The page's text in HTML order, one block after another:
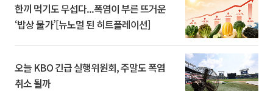
한끼 먹기도 무섭다...폭염이 부른 뜨거운
‘밥상 물가’[뉴노멀 된 히트플레이션]
오늘 KBO 긴급 실행위원회, 주말도 폭염
취소 될까